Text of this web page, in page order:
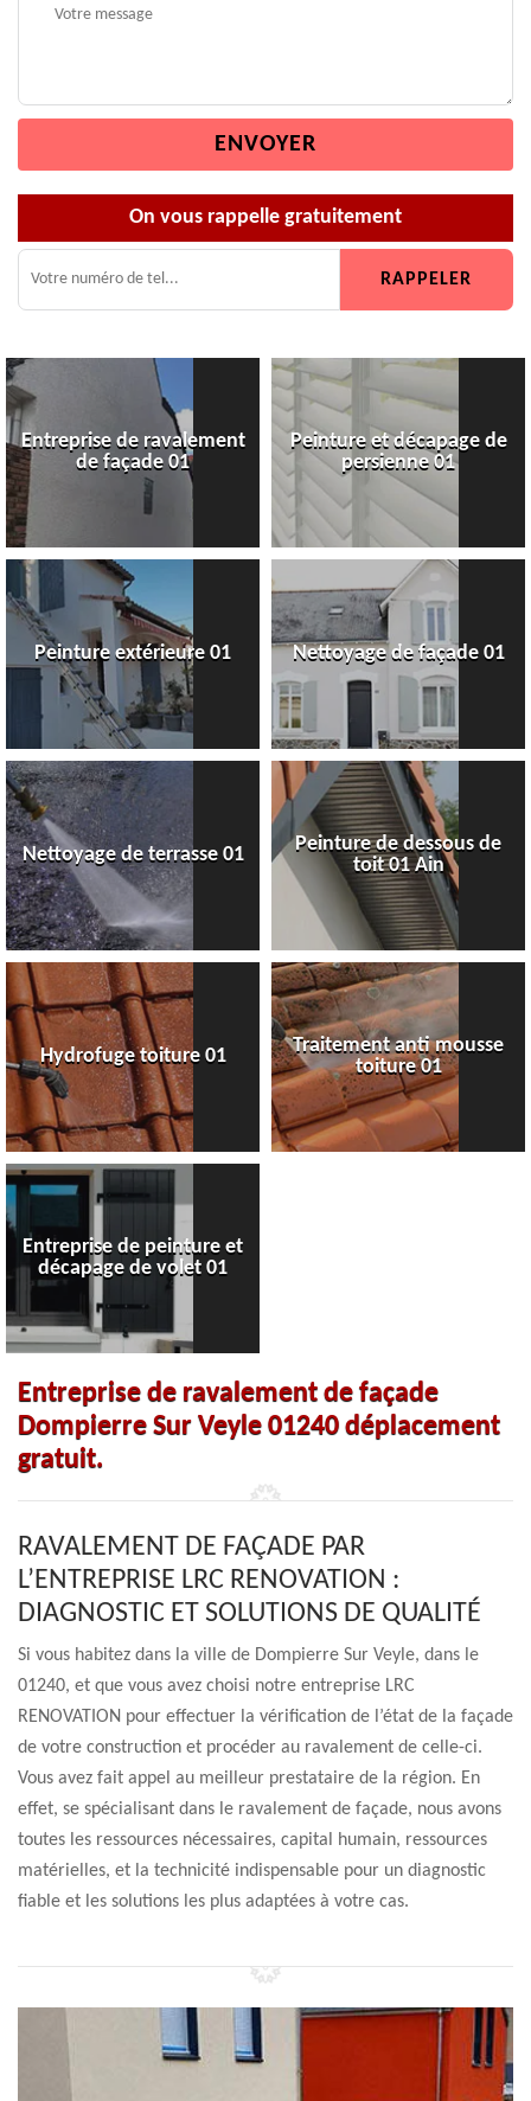
On vous rappelle gratuitement
Entreprise de ravalement
de façade 01
Peinture et décapage de
persienne 01
Peinture extérieure 01 Nettoyage de façade 01
Nettoyage de terrasse 01
Peinture de dessous de
toit 01 Ain
Hydrofuge toiture 01
Traitement anti mousse
toiture 01
Entreprise de peinture et
décapage de volet 01
Entreprise de ravalement de façade
Dompierre Sur Veyle 01240 déplacement
gratuit.
RAVALEMENT DE FAÇADE PAR
L’ENTREPRISE LRC RENOVATION :
DIAGNOSTIC ET SOLUTIONS DE QUALITÉ
Si vous habitez dans la ville de Dompierre Sur Veyle, dans le
01240, et que vous avez choisi notre entreprise LRC
RENOVATION pour effectuer la vérification de l’état de la façade
de votre construction et procéder au ravalement de celle-ci.
Vous avez fait appel au meilleur prestataire de la région. En
effet, se spécialisant dans le ravalement de façade, nous avons
toutes les ressources nécessaires, capital humain, ressources
matérielles, et la technicité indispensable pour un diagnostic
fiable et les solutions les plus adaptées à votre cas.